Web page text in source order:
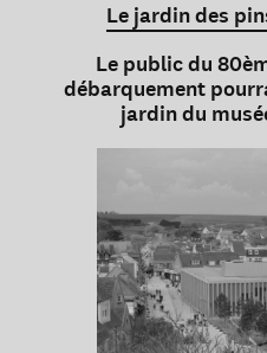
Le jardin des
Le public du
débarquement
jardin du